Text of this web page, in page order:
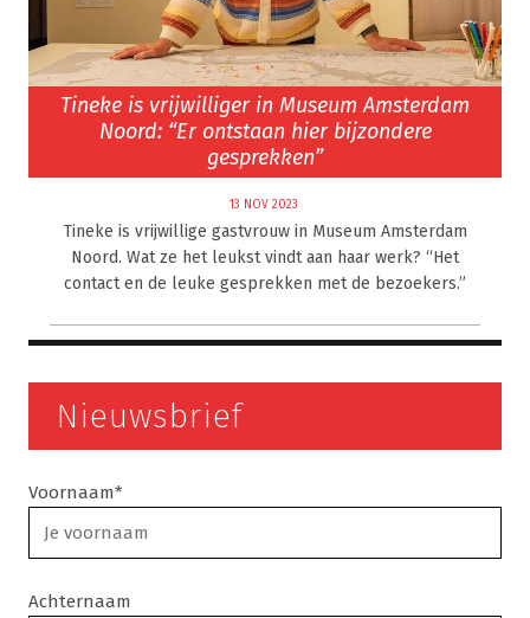
Tineke is vrijwilliger in Museum Amsterdam
Noord: “Er ontstaan hier bijzondere
gesprekken”
13 NOV 2023
Tineke is vrijwillige gastvrouw in Museum Amsterdam
Noord. Wat ze het leukst vindt aan haar werk? “Het
contact en de leuke gesprekken met de bezoekers.”
Nieuwsbrief
Voornaam*
Achternaam